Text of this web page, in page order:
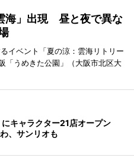
海」出現 昼と夜で異な
イベント「夏の涼：雲海リトリー
「うめきた公園」（大阪市北区大
にキャラクター21店オープン
、サンリオも